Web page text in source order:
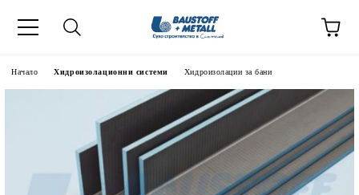
Начало Хидроизолационни системи Хидроизолации за бани